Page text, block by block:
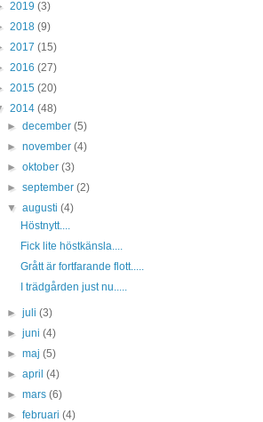
2019 (3)
2018 (9)
2017 (15)
2016 (27)
2015 (20)
2014 (48)
►december(5)
►november(4)
►oktober(3)
►september(2)
▼augusti(4)
Höstnytt....
Fick lite höstkänsla....
Grått är fortfarande flott.....
I trädgården just nu.....
►juli(3)
►juni(4)
►maj(5)
►april(4)
►mars(6)
►februari(4)